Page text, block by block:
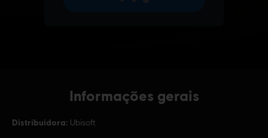
Informações gerais
Distribuidora: Ubisoft